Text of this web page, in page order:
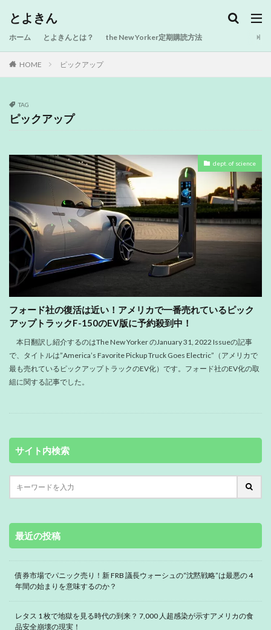
とよきん
ホーム とよきんとは？ the New Yorker定期購読方法
HOME ピックアップ
TAG
ピックアップ
dept. of science
フォード社の復活は近い！アメリカで一番売れているピック
アップトラックF-150のEV版に予約殺到中！
本日翻訳し紹介するのはThe New Yorker のJanuary 31, 2022 Issueの記事
で、タイトルは”America’s Favorite Pickup Truck Goes Electric”（アメリカで
最も売れているピックアップトラックのEV化）です。フォード社のEV化の取
組に関する記事でした。
サイト内検索
最近の投稿
債券市場でパニック売り！新 FRB 議長ウォーシュの“沈黙戦略”は最悪の 4
年間の始まりを意味するのか？
レタス 1 枚で地獄を見る時代の到来？ 7,000 人超感染が示すアメリカの食
品安全崩壊の現実！